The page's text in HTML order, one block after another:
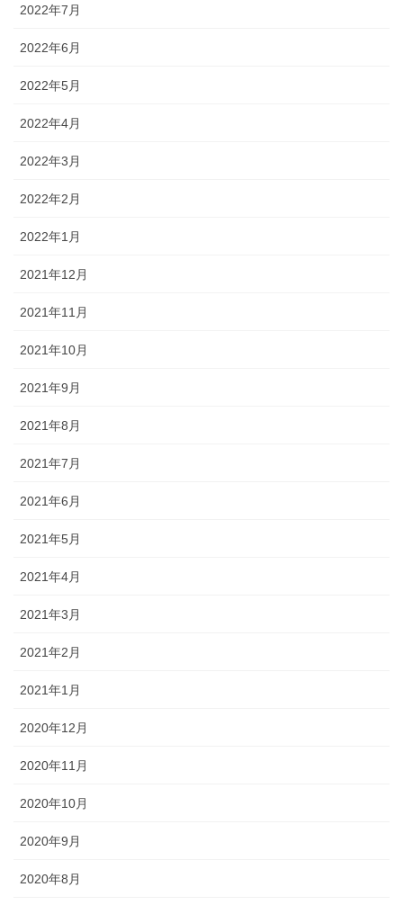
2022年7月
2022年6月
2022年5月
2022年4月
2022年3月
2022年2月
2022年1月
2021年12月
2021年11月
2021年10月
2021年9月
2021年8月
2021年7月
2021年6月
2021年5月
2021年4月
2021年3月
2021年2月
2021年1月
2020年12月
2020年11月
2020年10月
2020年9月
2020年8月